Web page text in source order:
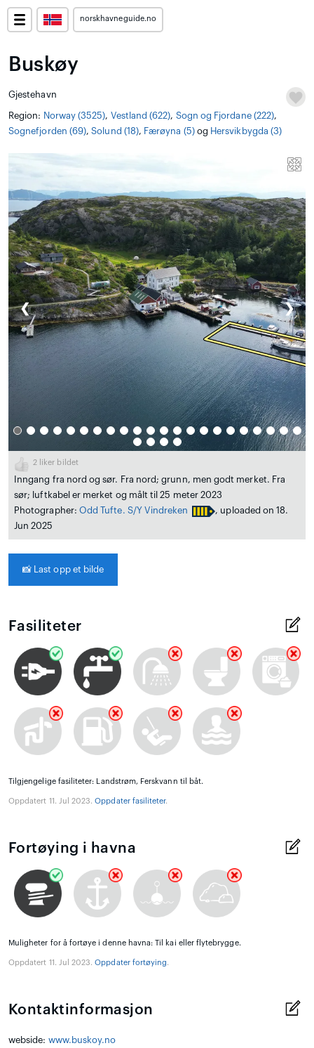
norskhavneguide.no
Buskøy
Gjestehavn
Region: Norway (3525), Vestland (622), Sogn og Fjordane (222),
Sognefjorden (69),Solund (18), Færøyna (5)og Hersvikbygda (3)
❮ ❯
2 liker bildet
Inngang fra nord og sør. Fra nord; grunn, men godt merket. Fra
sør; luftkabel er merket og målt til 25 meter 2023
Photographer: Odd Tufte. S/Y Vindreken
, uploaded on 18.
Jun 2025
📸 Last opp et bilde
Fasiliteter
Tilgjengelige fasiliteter: Landstrøm, Ferskvann til båt.
Oppdatert 11. Jul 2023.Oppdater fasiliteter.
Fortøying i havna
Muligheter for å fortøye i denne havna: Til kai eller flytebrygge.
Oppdatert 11. Jul 2023.Oppdater fortøying.
Kontaktinformasjon
webside: www.buskoy.no